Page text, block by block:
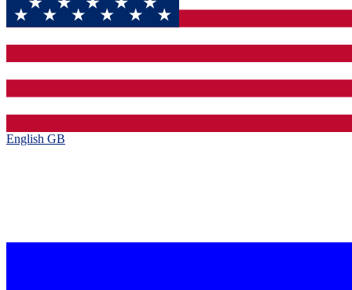
English GB‎